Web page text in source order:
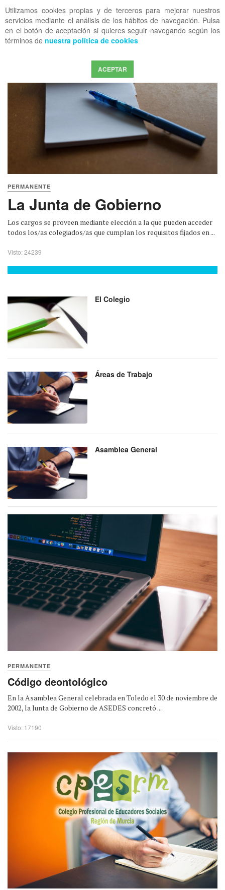
Utilizamos cookies propias y de terceros para mejorar nuestros
servicios mediante el análisis de los hábitos de navegación. Pulsa
en el botón de aceptación si quieres seguir navegando según los
términos de nuestra política de cookies
ACEPTAR
OFF CANVAS
PERMANENTE
La Junta de Gobierno
Los cargos se proveen mediante elección a la que pueden acceder
todos los/as colegiados/as que cumplan los requisitos fijados en ...
Visto: 24239
El Colegio
Áreas de Trabajo
Asamblea General
PERMANENTE
Código deontológico
En la Asamblea General celebrada en Toledo el 30 de noviembre de
2002, la Junta de Gobierno de ASEDES concretó ...
Visto: 17190